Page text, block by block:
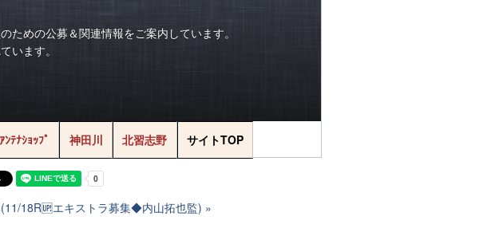
めの公募＆関連情報をご案内しています。
います。
ﾃﾅｼｮｯﾌﾟ 神田川 北習志野 サイトTOP
18R🆙エキストラ募集◆内山拓也監)